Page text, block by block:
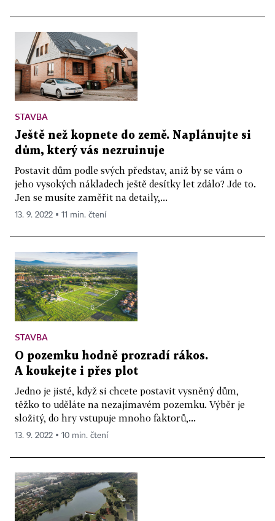
STAVBA
Ještě než kopnete do země. Naplánujte si
dům, který vás nezruinuje
Postavit dům podle svých představ, aniž by se vám o
jeho vysokých nákladech ještě desítky let zdálo? Jde to.
Jen se musíte zaměřit na detaily,...
13. 9. 2022 ▪ 11 min. čtení
STAVBA
O pozemku hodně prozradí rákos.
A koukejte i přes plot
Jedno je jisté, když si chcete postavit vysněný dům,
těžko to uděláte na nezajímavém pozemku. Výběr je
složitý, do hry vstupuje mnoho faktorů,...
13. 9. 2022 ▪ 10 min. čtení